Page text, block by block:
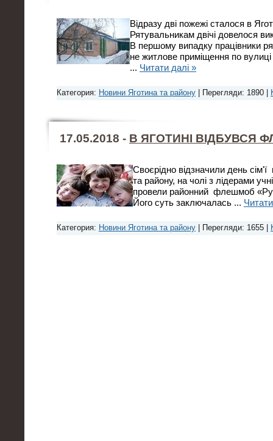
Відразу дві пожежі сталося в
Рятувальникам двічі довелося
В першому випадку працівники
не житлове приміщення по
... Читати далі »
Категория: Новини Яготина та району | Перегляди: 1890 |
17.05.2018 - В ЯГОТИНІ ВІДБУВСЯ
Своєрідно відзначили день сім'ї
та району, на чолі з лідерами
провели районний флешмоб
Його суть заключалась ...
Категория: Новини Яготина та району | Перегляди: 1655 |